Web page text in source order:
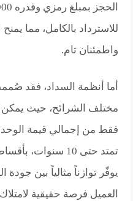
للاسترداد بالكامل، مما
واطمئنان تام.
أما أنظمة السداد، فقد
فقط من إجمالي قيمة
تمتد حتى 10
يوفّر توازناً مثالياً بين جودة
العميل فرصة حقيقية